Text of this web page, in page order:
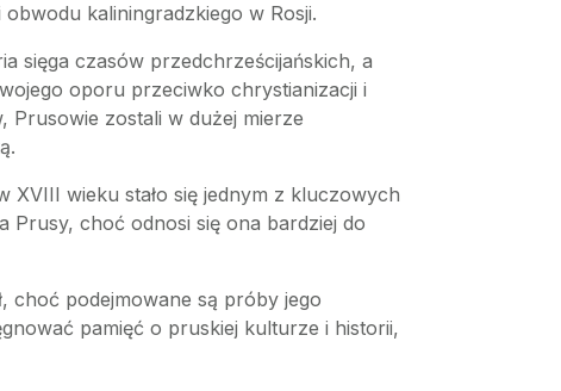
kaliningradzkiego w Rosji.
sięga czasów przedchrześcijańskich, a
oporu przeciwko chrystianizacji i
Prusowie zostali w dużej mierze
wieku stało się jednym z kluczowych
Prusy, choć odnosi się ona bardziej do
choć podejmowane są próby jego
pamięć o pruskiej kulturze i historii,